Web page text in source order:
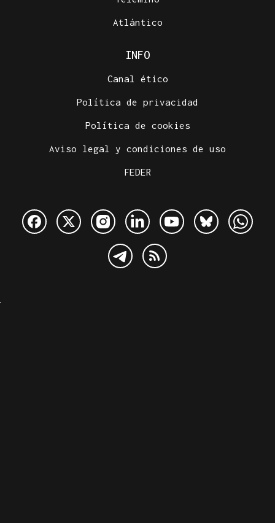
Atlántico
INFO
Canal ético
Política de privacidad
Política de cookies
Aviso legal y condiciones de uso
FEDER